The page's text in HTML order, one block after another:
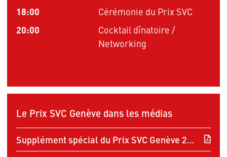
18:00 Cérémonie du Prix SVC
20:00
Cocktail dînatoire /
Networking
Le Prix SVC Genève dans les médias
Supplément spécial du Prix SVC Genève 2025